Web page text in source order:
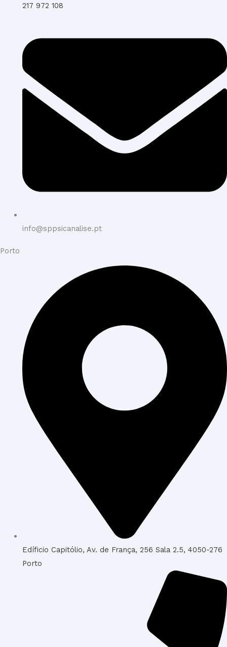
217 972 108
info@sppsicanalise.pt
Porto
Edíficio Capitólio, Av. de França, 256 Sala 2.5, 4050-276
Porto